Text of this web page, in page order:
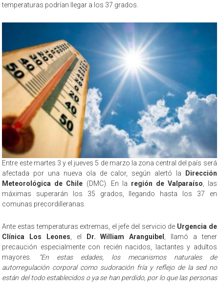
temperaturas podrían llegar a los 37 grados.
Entre este martes 3 y el jueves 5 de marzo la zona central del país será
afectada por una nueva ola de calor, según alertó la
Dirección
Meteorológica de Chile (DMC). En la región de Valparaíso , las
máximas superarán los 35 grados, llegando hasta los 37 en
comunas precordilleranas.
Ante estas temperaturas extremas, el jefe del servicio de Urgencia de
Clínica Los Leones , el Dr. William Aranguibel
, llamó a tener
precaución especialmente con recién nacidos, lactantes y adultos
mayores.
“En estas edades, los mecanismos naturales de
autorregulación corporal como sudoración fría y reflejo de la sed no
están del todo establecidos o ya se han perdido, por lo que las personas